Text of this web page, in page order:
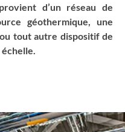
d’un réseau de
géothermique, une
tout autre dispositif de